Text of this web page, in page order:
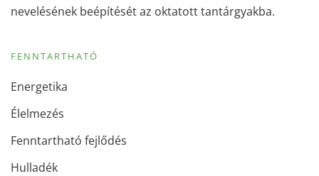
nevelésének beépítését az oktatott tantárgyakba.
FENNTARTHATÓ
Energetika
Élelmezés
Fenntartható fejlődés
Hulladék